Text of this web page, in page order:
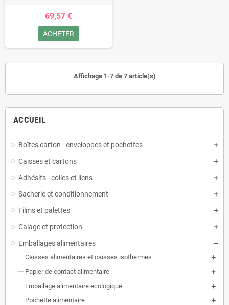
ACCUEIL
Boîtes carton - enveloppes et pochettes
Caisses et cartons
Adhésifs - colles et liens
Sacherie et conditionnement
Films et palettes
Calage et protection
Emballages alimentaires
Caisses alimentaires et caisses isothermes
Papier de contact alimentaire
Emballage alimentaire ecologique
Pochette alimentaire
69,57 €
ACHETER
Affichage 1-7 de 7 article(s)